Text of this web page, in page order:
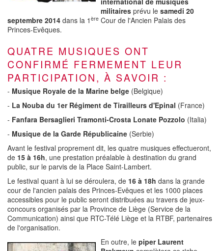
militaires prévu le samedi 20
septembre 2014 dans la 1 ère Cour de l'Ancien Palais des
Princes-Evêques.
QUATRE MUSIQUES ONT
CONFIRMÉ FERMEMENT LEUR
PARTICIPATION, À SAVOIR :
- Musique Royale de la Marine belge (Belgique)
- La Nouba du 1er Régiment de Tirailleurs d'Epinal (France)
- Fanfara Bersaglieri Tramonti-Crosta Lonate Pozzolo (Italia)
- Musique de la Garde Républicaine (Serbie)
Avant le festival proprement dit, les quatre musiques effectueront,
de 15 à 16h, une prestation préalable à destination du grand
public, sur le parvis de la Place Saint-Lambert.
Le festival quant à lui se déroulera, de 16 à 18h dans la grande
cour de l'ancien palais des Princes-Evêques et les 1000 places
accessibles pour le public seront distribuées au travers de jeux-
concours organisés par la Province de Liège (Service de la
Communication) ainsi que RTC-Télé Liège et la RTBF, partenaires
de l'organisation.
En outre, le piper Laurent